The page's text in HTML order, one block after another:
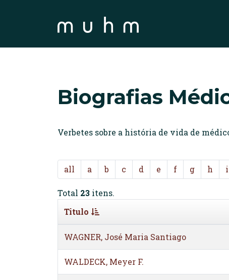
Biografias
Verbetes sobre a história de vida de
all a b c d e f g h i
Total 23 itens.
Titulo
WAGNER, José Maria Santiago
WALDECK, Meyer F.